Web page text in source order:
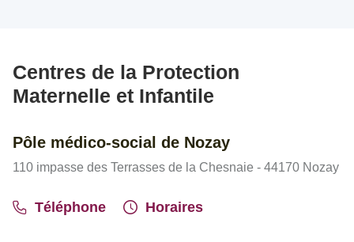
Centres de la Protection
Maternelle et Infantile
Pôle médico-social de Nozay
110 impasse des Terrasses de la Chesnaie - 44170 Nozay
Téléphone Horaires